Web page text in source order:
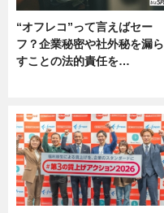
“オフレコ”って言えばセー
フ？企業秘密や社外秘を漏ら
すことの法的責任を…